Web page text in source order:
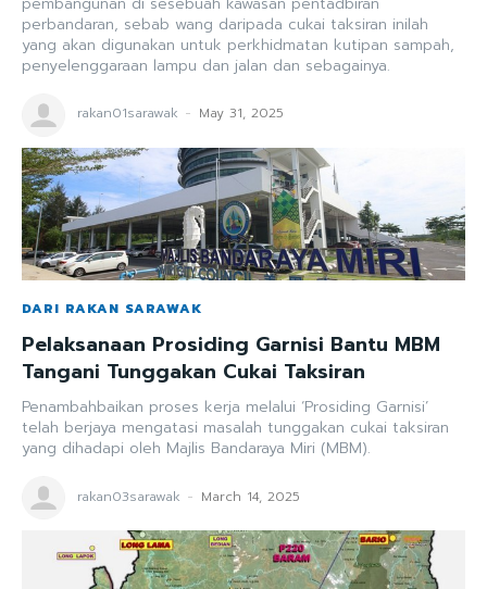
perbandaran, sebab wang daripada cukai taksiran inilah
yang akan digunakan untuk perkhidmatan kutipan sampah,
penyelenggaraan lampu dan jalan dan sebagainya.
rakan01sarawak - May 31, 2025
DARI RAKAN SARAWAK
Pelaksanaan Prosiding Garnisi Bantu MBM
Tangani Tunggakan Cukai Taksiran
Penambahbaikan proses kerja melalui ‘Prosiding Garnisi’
telah berjaya mengatasi masalah tunggakan cukai taksiran
yang dihadapi oleh Majlis Bandaraya Miri (MBM).
rakan03sarawak - March 14, 2025